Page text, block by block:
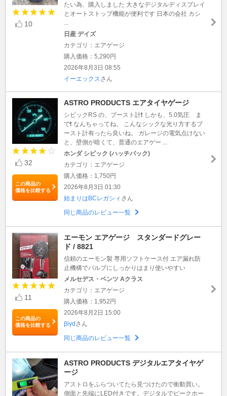
10
たい為、購入しました 大きなデジタルディスプレイ
とオートストップ機能が便利です 日本の会社 カシ
日産 デイズ
カテゴリ：エアゲージ
購入価格：5,290円
2026年8月3日 08:55
イーエックス さん
32
この商品の
価格を比較する
ASTRO PRODUCTS エアタイヤゲージ
シビックRS の、ブースト計❗️ しかも、5.0気圧 ま
で❗️ なんちゃってね。 こんなシックな光り方するブ
ースト計有ったら良いね。 ガレージの電気点けない
と、壁側が暗くて、普通のエアゲー ...
ホンダ シビック (ハッチバック)
カテゴリ：エアゲージ
購入価格：1,750円
2026年8月3日 01:30
始まりはBCレガシィ さん
同じ商品のレビュー一覧
11
この商品の
価格を比較する
エーモン エアゲージ スタンダードグレー
ド / 8821
信頼のエーモン製 専用ソフトケース付 エア漏れ防
止機構でバルブにしっかりはまり使いやすい
メルセデス・ベンツ Aクラス
カテゴリ：エアゲージ
購入価格：1,952円
2026年8月2日 15:00
βiγdさん
同じ商品のレビュー一覧
ASTRO PRODUCTS デジタルエアタイヤゲ
ージ
アストロをふらついてたら見つけたので衝動買い。
側面と先端にLED付きです。デジタルでピークホー